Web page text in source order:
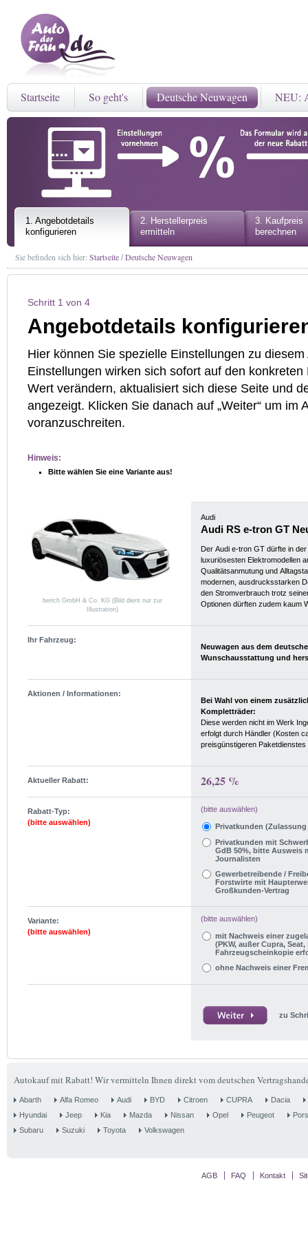
Startseite So geht's Deutsche Neuwagen NEU:
1. Angebotdetails
konfigurieren
2. Herstellerpreis
ermitteln
3. Kaufpreis
berechnen
Sie befinden sich hier: Startseite / Deutsche Neuwagen
Schritt 1 von 4
Angebotdetails
Hier können Sie spezielle Einstellungen zu
Einstellungen wirken sich sofort auf den
Wert verändern, aktualisiert sich diese Seite und
angezeigt. Klicken Sie danach auf „Weiter“ um im
voranzuschreiten.
Hinweis:
Bitte wählen Sie eine Variante aus!
berich GmbH & Co. KG (Bild dient nur zur
Illustration)
Audi
Audi RS e-tron GT
Der Audi e-tron GT dürfte in
luxuriösesten Elektromodellen
Qualitätsanmutung und
modernen, ausdrucksstarken Design. Durch seine gute
den Stromverbrauch trotz
Optionen dürften zudem kaum
Ihr Fahrzeug:
Neuwagen aus dem
Aktionen / Informationen:
Bei Wahl von einem
Kompletträder:
Diese werden nicht im Werk
erfolgt durch Händler (Kosten
preisgünstigeren
Aktueller Rabatt: 26,25 %
Rabatt-Typ:
(bitte auswählen)
(bitte auswählen)
Privatkunden
Privatkunden mit
GdB 50%, bitte Ausweis
Journalisten
Gewerbetreibende /
Forstwirte mit
Großkunden-Vertrag
Variante:
(bitte auswählen)
(bitte auswählen)
mit Nachweis einer
(PKW, außer Cupra,
Fahrzeugscheinkopie
ohne Nachweis einer
zu
Autokauf mit Rabatt! Wir vermitteln Ihnen direkt vom deutschen
Abarth Alfa Romeo Audi BYD Citroen CUPRA
Dacia
Hyundai
Jeep Kia Mazda Nissan Opel Peugeot
Subaru
Suzuki Toyota Volkswagen
AGB FAQ Kontakt